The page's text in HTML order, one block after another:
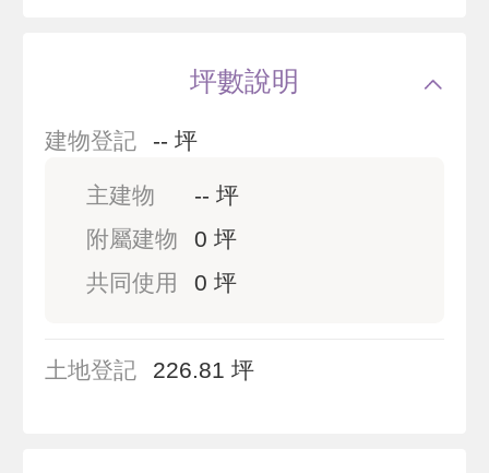
坪數說明
建物登記 -- 坪
主建物
-- 坪
附屬建物
0 坪
共同使用
0 坪
土地登記 226.81 坪